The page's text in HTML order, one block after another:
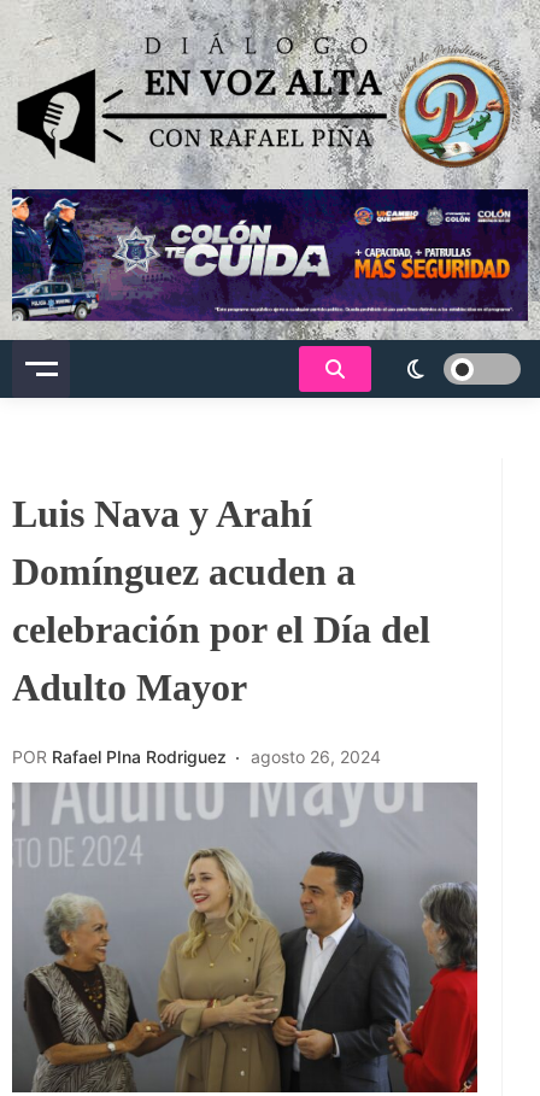
Saltar
al
contenido
Dialogo en voz alta
Luis Nava y Arahí
Domínguez acuden a
celebración por el Día del
Adulto Mayor
POR Rafael PIna Rodriguez agosto 26, 2024